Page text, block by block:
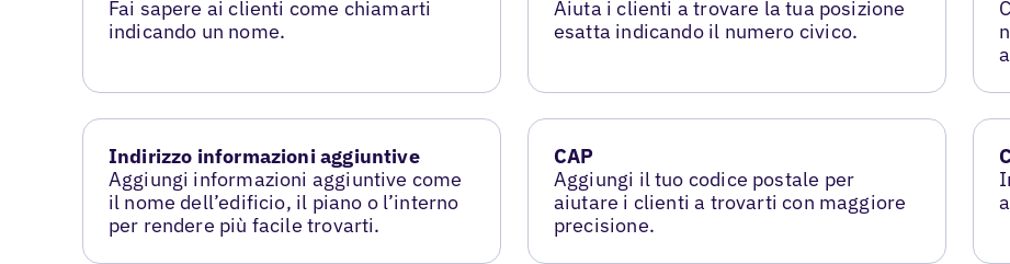
Fai sapere ai clienti come chiamarti
indicando un nome.
Aiuta i clienti a trovare la tua posizione
esatta indicando il numero civico.
Indirizzo informazioni aggiuntive
Aggiungi informazioni aggiuntive come
il nome dell’edificio, il piano o l’interno
per rendere più facile trovarti.
CAP
Aggiungi il tuo codice postale per
aiutare i clienti a trovarti con maggiore
precisione.